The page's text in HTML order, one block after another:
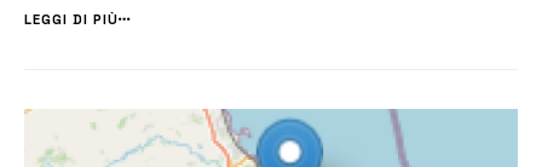
36.4293 di latitudine e 15.4178 di longitudine. L’evento sismico ...
LEGGI DI PIÙ